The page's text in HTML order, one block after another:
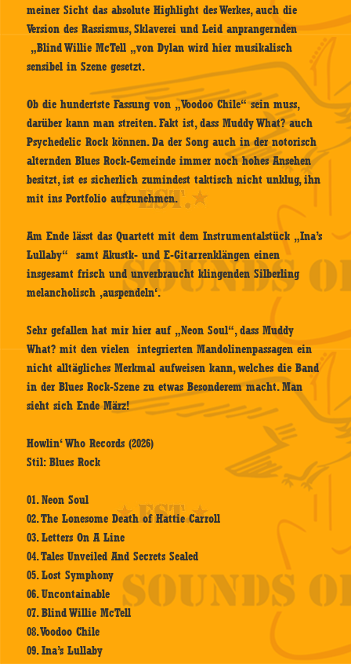
meiner Sicht das absolute Highlight des Werkes, auch die
Version des Rassismus, Sklaverei und Leid anprangernden
„Blind Willie McTell „von Dylan wird hier musikalisch
sensibel in Szene gesetzt.
Ob die hundertste Fassung von „Voodoo Chile“ sein muss,
darüber kann man streiten. Fakt ist, dass Muddy What? auch
Psychedelic Rock können. Da der Song auch in der notorisch
alternden Blues Rock-Gemeinde immer noch hohes Ansehen
besitzt, ist es sicherlich zumindest taktisch nicht unklug, ihn
mit ins Portfolio aufzunehmen.
Am Ende lässt das Quartett mit dem Instrumentalstück „Ina’s
Lullaby“ samt Akustk- und E-Gitarrenklängen einen
insgesamt frisch und unverbraucht klingenden Silberling
melancholisch ‚auspendeln‘.
Sehr gefallen hat mir hier auf „Neon Soul“, dass Muddy
What? mit den vielen integrierten Mandolinenpassagen ein
nicht alltägliches Merkmal aufweisen kann, welches die Band
in der Blues Rock-Szene zu etwas Besonderem macht. Man
sieht sich Ende März!
Howlin‘ Who Records (2026)
Stil: Blues Rock
01. Neon Soul
02. The Lonesome Death of Hattie Carroll
03. Letters On A Line
04. Tales Unveiled And Secrets Sealed
05. Lost Symphony
06. Uncontainable
07. Blind Willie McTell
08. Voodoo Chile
09. Ina’s Lullaby